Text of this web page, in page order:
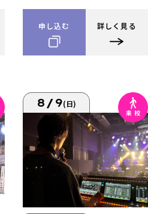
申し込む 詳しく見る
8/9(日)